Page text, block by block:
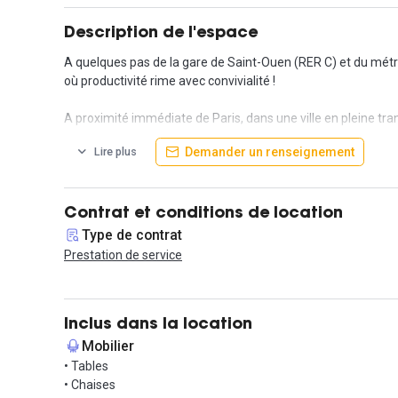
Description de l'espace
A quelques pas de la gare de Saint-Ouen (RER C) et du
où productivité rime avec convivialité !
A proximité immédiate de Paris, dans une ville en pleine
ou encore flâner au marché aux puces pour y dénicher
Nous vous proposons de nombreux services inclus dans
privatif et plusieurs espaces de convivialité. Vous pourrez
à la fois productif et convivial !
Informations complémentaires sur cet espace
Domiciliation Juridique : 40€ HT / mois
Lire plus Demander un renseignement
Contrat et conditions de location
Type de contrat
Prestation de service
Inclus dans la location
Mobilier
• Tables
• Chaises